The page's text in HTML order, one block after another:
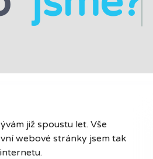
již spoustu let. Vše
webové stránky jsem tak